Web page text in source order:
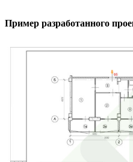
Пример разработанного